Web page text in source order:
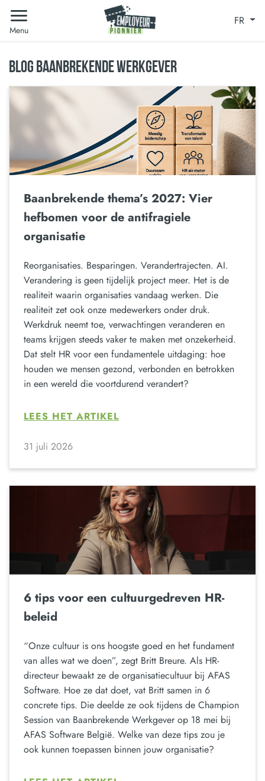
Menu
FR
BLOG BAANBREKENDE WERKGEVER
Baanbrekende thema’s 2027: Vier
hefbomen voor de antifragiele
organisatie
Reorganisaties. Besparingen. Verandertrajecten. AI.
Verandering is geen tijdelijk project meer. Het is de
realiteit waarin organisaties vandaag werken. Die
realiteit zet ook onze medewerkers onder druk.
Werkdruk neemt toe, verwachtingen veranderen en
teams krijgen steeds vaker te maken met onzekerheid.
Dat stelt HR voor een fundamentele uitdaging: hoe
houden we mensen gezond, verbonden en betrokken
in een wereld die voortdurend verandert?
LEES HET ARTIKEL
31 juli 2026
6 tips voor een cultuurgedreven HR-
beleid
“Onze cultuur is ons hoogste goed en het fundament
van alles wat we doen”, zegt Britt Breure. Als HR-
directeur bewaakt ze de organisatiecultuur bij AFAS
Software. Hoe ze dat doet, vat Britt samen in 6
concrete tips. Die deelde ze ook tijdens de Champion
Session van Baanbrekende Werkgever op 18 mei bij
AFAS Software België. Welke van deze tips zou je
ook kunnen toepassen binnen jouw organisatie?